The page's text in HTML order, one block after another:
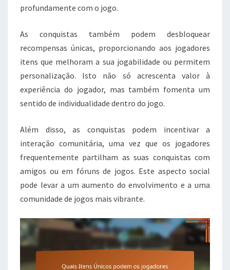
profundamente com o jogo.
As conquistas também podem desbloquear
recompensas únicas, proporcionando aos jogadores
itens que melhoram a sua jogabilidade ou permitem
personalização. Isto não só acrescenta valor à
experiência do jogador, mas também fomenta um
sentido de individualidade dentro do jogo.
Além disso, as conquistas podem incentivar a
interação comunitária, uma vez que os jogadores
frequentemente partilham as suas conquistas com
amigos ou em fóruns de jogos. Este aspecto social
pode levar a um aumento do envolvimento e a uma
comunidade de jogos mais vibrante.